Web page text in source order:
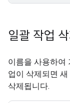
일괄 작업 삭
이름을 사용하여
업이 삭제되면
삭제됩니다.